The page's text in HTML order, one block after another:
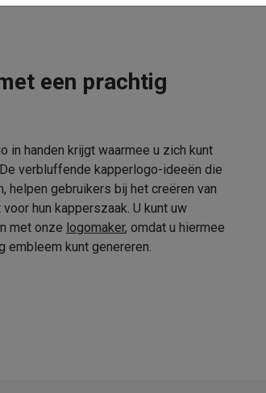
een prachtig
in handen krijgt waarmee u zich kunt
verbluffende kapperlogo-ideeën die
helpen gebruikers bij het creëren van
hun kapperszaak. U kunt uw
met onze logomaker, omdat u hiermee
embleem kunt genereren.